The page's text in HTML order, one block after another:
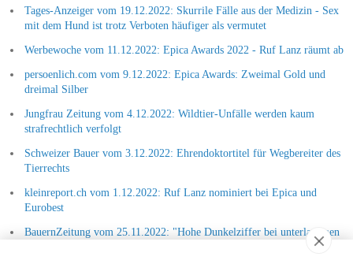
Tages-Anzeiger vom 19.12.2022: Skurrile Fälle aus der Medizin - Sex
mit dem Hund ist trotz Verboten häufiger als vermutet
Werbewoche vom 11.12.2022: Epica Awards 2022 - Ruf Lanz räumt ab
persoenlich.com vom 9.12.2022: Epica Awards: Zweimal Gold und
dreimal Silber
Jungfrau Zeitung vom 4.12.2022: Wildtier-Unfälle werden kaum
strafrechtlich verfolgt
Schweizer Bauer vom 3.12.2022: Ehrendoktortitel für Wegbereiter des
Tierrechts
kleinreport.ch vom 1.12.2022: Ruf Lanz nominiert bei Epica und
Eurobest
BauernZeitung vom 25.11.2022: "Hohe Dunkelziffer bei unterlassenen